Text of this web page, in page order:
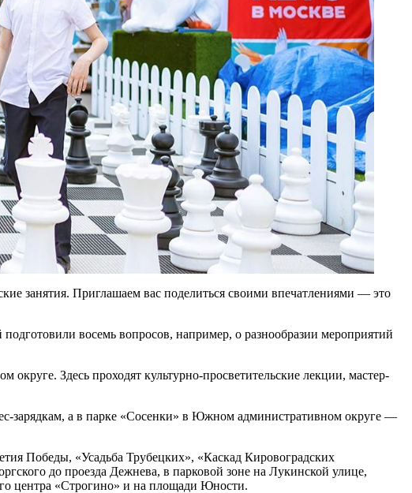
занятия. Приглашаем вас поделиться своими впечатлениями — это
восемь вопросов, например, о разнообразии меро­приятий
Здесь проходят культурно-просветительские лекции, мастер-
зарядкам, а в парке «Сосенки» в Южном административном округе —
Победы, «Усадьба Трубецких», «Каскад Кировоградских
до проезда Дежнева, в парковой зоне на Лукинской улице,
центра «Строгино» и на площади Юности.